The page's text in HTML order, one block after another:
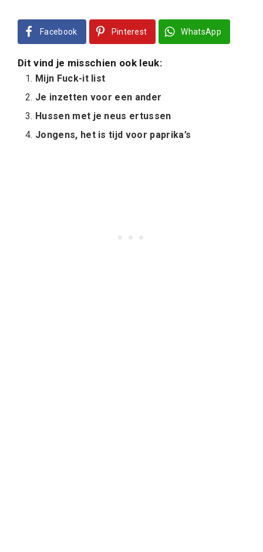
Facebook Pinterest WhatsApp
Dit vind je misschien ook leuk:
Mijn Fuck-it list
Je inzetten voor een ander
Hussen met je neus ertussen
Jongens, het is tijd voor paprika’s